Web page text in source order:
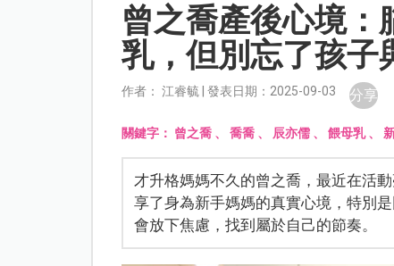
曾之喬產後心境：
乳，但別忘了孩子
作者： 江睿毓 | 發表日期：2025-09-03 分享
關鍵字： 曾之喬 、喬喬 、 辰亦儒 、餵母乳、
才升格媽媽不久的曾之喬，最近在活
享了身為新手媽媽的真實心境，特別
會放下焦慮，找到屬於自己的節奏。